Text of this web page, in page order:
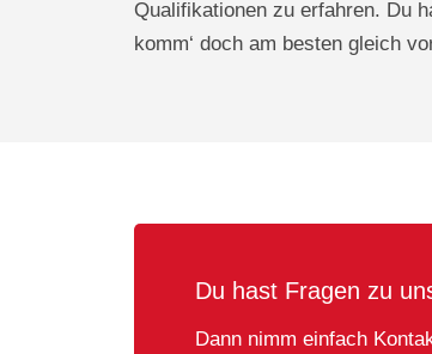
Qualifikationen zu erfahren. Du
komm‘ doch am besten gleich
Du hast Fragen zu
Dann nimm einfach